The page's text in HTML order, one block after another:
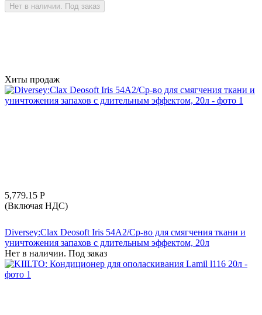
Нет в наличии. Под заказ
Хиты продаж
5,779.15 Р
(Включая НДС)
Diversey:Clax Deosoft Iris 54A2/Ср-во для смягчения ткани и
уничтожения запахов с длительным эффектом, 20л
Нет в наличии. Под заказ